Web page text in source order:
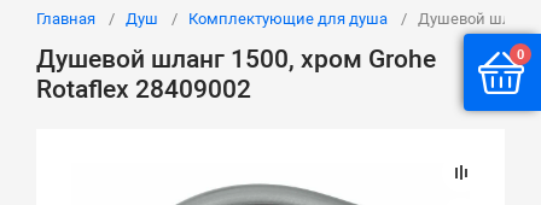
Главная Душ Комплектующие для душа Душевой шланг
Душевой шланг 1500, хром Grohe
Rotaflex 28409002
0